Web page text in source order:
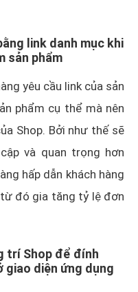
link danh mục khi
sản phẩm
yêu cầu link của sản
phẩm cụ thể mà nên
Shop. Bởi như thế sẽ
và quan trọng hơn
hấp dẫn khách hàng
đó gia tăng tỷ lệ đơn
trí Shop để đính
giao diện ứng dụng